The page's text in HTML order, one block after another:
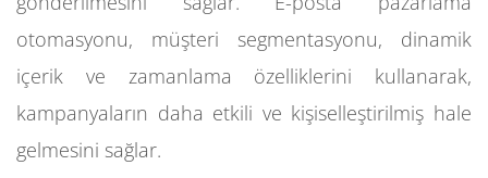
otomasyonu, müşteri segmentasyonu, dinamik
içerik ve zamanlama özelliklerini kullanarak,
kampanyaların daha etkili ve kişiselleştirilmiş hale
gelmesini sağlar.